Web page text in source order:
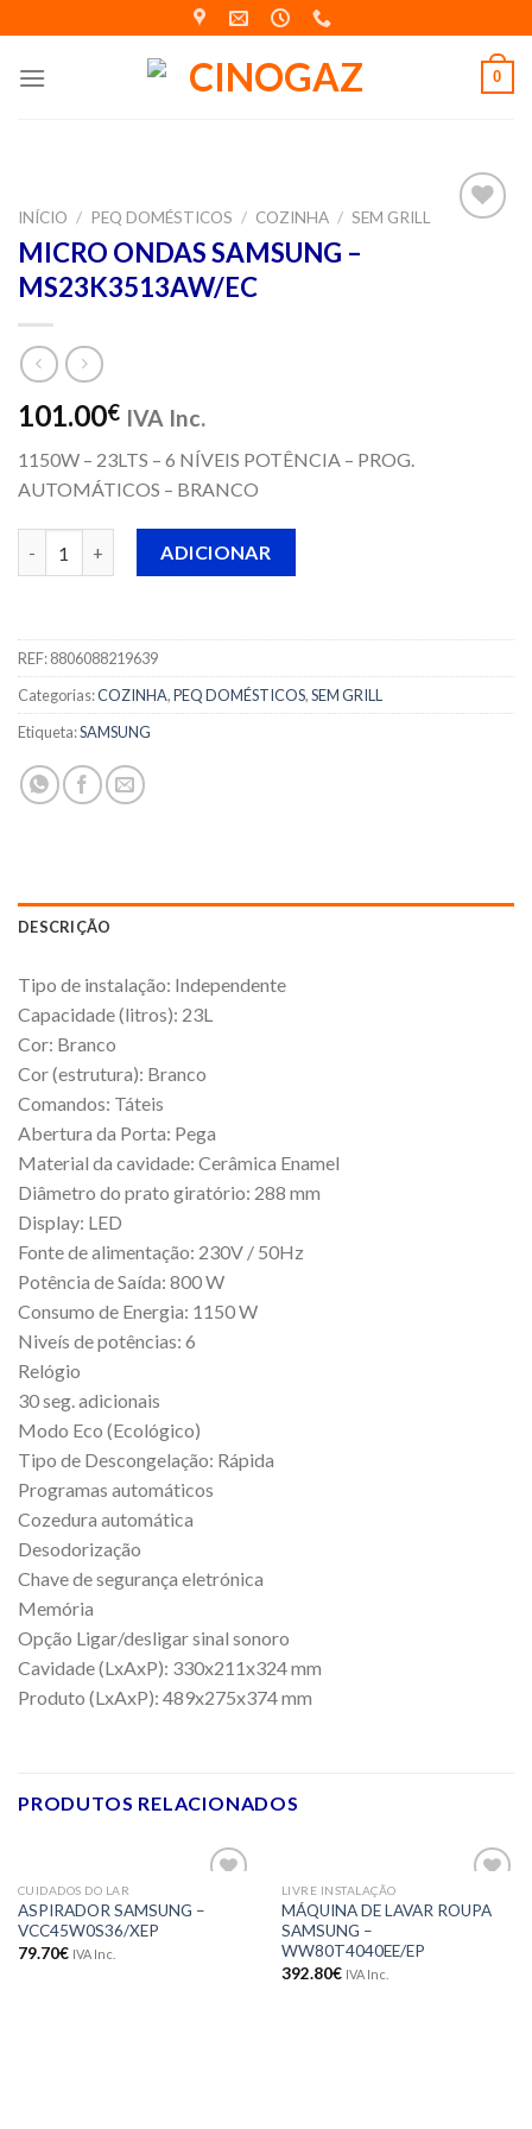
to
content
0
INÍCIO / PEQ DOMÉSTICOS / COZINHA / SEM GRILL
MICRO ONDAS SAMSUNG –
MS23K3513AW/EC
101.00€ IVA Inc.
1150W – 23LTS – 6 NÍVEIS POTÊNCIA – PROG.
AUTOMÁTICOS – BRANCO
ADICIONAR
REF:8806088219639
Categorias:COZINHA,PEQ DOMÉSTICOS,SEM GRILL
Etiqueta:SAMSUNG
DESCRIÇÃO
Tipo de instalação: Independente
Capacidade (litros): 23L
Cor: Branco
Cor (estrutura): Branco
Comandos: Táteis
Abertura da Porta: Pega
Material da cavidade: Cerâmica Enamel
Diâmetro do prato giratório: 288 mm
Display: LED
Fonte de alimentação: 230V / 50Hz
Potência de Saída: 800 W
Consumo de Energia: 1150 W
Niveís de potências: 6
Relógio
30 seg. adicionais
Modo Eco (Ecológico)
Tipo de Descongelação: Rápida
Programas automáticos
Cozedura automática
Desodorização
Chave de segurança eletrónica
Memória
Opção Ligar/desligar sinal sonoro
Cavidade (LxAxP): 330x211x324 mm
Produto (LxAxP): 489x275x374 mm
PRODUTOS RELACIONADOS
aos meus
CUIDADOS DO LAR
ASPIRADOR SAMSUNG –
VCC45W0S36/XEP
79.70€ IVA Inc.
aos meus
LIVRE INSTALAÇÃO
MÁQUINA DE LAVAR ROUPA
SAMSUNG –
WW80T4040EE/EP
392.80€ IVA Inc.